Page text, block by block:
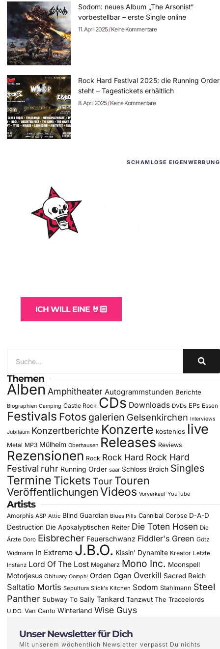
Sodom: neues Album „The Arsonist“
vorbestellbar – erste Single online
11. April 2025 Keine Kommentare
Rock Hard Festival 2025: die Running Order
steht – Tagestickets erhältlich
8. April 2025 Keine Kommentare
SCHAMLOSE EIGENWERBUNG
ICH WILL EINE 🤘🏻
Themen
Alben Amphitheater Autogrammstunden Berichte
Biographien Camping Castle Rock CDs Downloads DVDs EPs Essen
Festivals Fotos galerien Gelsenkirchen Interviews
Jubiläum Konzertberichte Konzerte kostenlos live
Metal MP3 Mülheim Oberhausen Releases Reviews
Rezensionen Rock Rock Hard Rock Hard
Festival ruhr Running Order saar Schloss Broich Singles
Termine Tickets Tour Touren
Veröffentlichungen Videos Vorverkauf YouTube
Artists
Amorphis ASP Attic Blind Guardian Blues Pills Cannibal Corpse D-A-D
Destruction Die Apokalyptischen Reiter Die Toten Hosen Die
Ärzte Doro Eisbrecher Feuerschwanz Fiddler's Green Götz
Widmann In Extremo J.B.O. Kissin' Dynamite Kreator Letzte
Instanz Lord Of The Lost Megaherz Mono Inc. Moonspell
Motorjesus Obituary Oomph! Orden Ogan Overkill Sacred Reich
Saltatio Mortis Sepultura Slick's Kitchen Sodom Stahlmann Steel
Panther Subway To Sally Tankard Tanzwut The Traceelords
U.D.O. Van Canto Winterland Wise Guys
Unser Newsletter für Dich
Mit unserem wöchentlich Newsletter verpasst Du nichts